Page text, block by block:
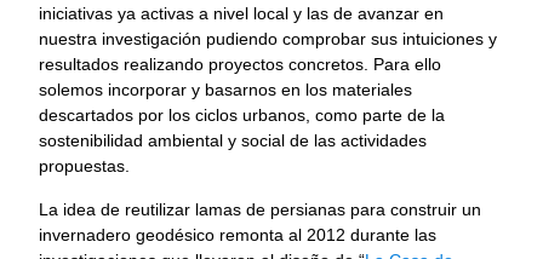
iniciativas ya activas a nivel local y las de avanzar en
nuestra investigación pudiendo comprobar sus intuiciones y
resultados realizando proyectos concretos. Para ello
solemos incorporar y basarnos en los materiales
descartados por los ciclos urbanos, como parte de la
sostenibilidad ambiental y social de las actividades
propuestas.
La idea de reutilizar lamas de persianas para construir un
invernadero geodésico remonta al 2012 durante las